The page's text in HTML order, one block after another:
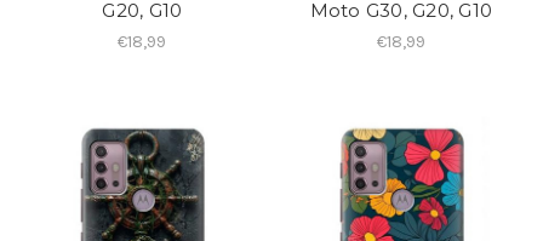
G20, G10
€18,99
Moto G30, G20, G10
€18,99